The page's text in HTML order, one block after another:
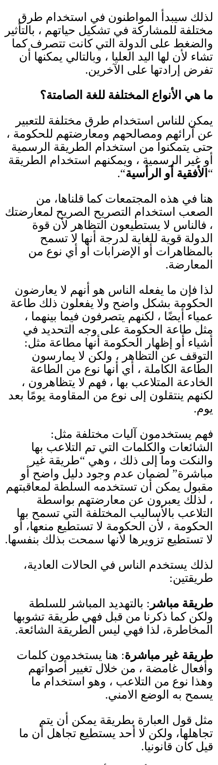
لذلك سيبدأ المواطنون في استخدام طرق
مختلفة للمشاركة في تشكيل حياتهم ، بالتأثير
والضغط على الدولة التي كانت تتصرف كما
تشاء لأن لها اليد العليا ، وبالتالي يمكنها أن
تفرض إرادتها على الآخرين.
ما هي الأنواع المختلفة للغة الصامتة؟
يمكن للناس استخدام طرق مختلفة للتعبير
عن آرائهم ومصالحهم ومعارضتهم للحكومة ،
حتى يتمكنوا من استخدام الطريقة الرسمية
أو غير الرسمية ، ويمكنهم استخدام الطريقة
“ الأفقية أو الرأسية“.
هنا في هذه المجتمعات كما قلناها، من
الصعب استخدام التصريح الصريح لمعارضتك
، فالناس لا يستطيعون التظاهر لأن قوة
الدولة قوية للغاية لدرجة أنها لا تسمح
بالمظاهرات أو الإضرابات أو أي نوع من
المعارضة.
لذا فإن ما يفعله الناس هو أنهم لا يعارضون
الحكومة بشكل واضح ولا يفعلون ذلك طاعة
عمياء أيضًا ، لكنهم يتصرفون فيما بينهما ،
مثل طاعة الحكومة على وجه التحديد في
أشياء أو إظهار الحكومة أنها مطاعة مثل:
التوقف عن التظاهر ، ولكن لا يمارسون
الطاعة الكاملة ، أي أنها نوع من الطاعة
الخادعة المتلاعب بها ، فهم لا يتظاهرون ،
لكنهم ينتقلون إلى نوع من المقاومة يومًا بعد
يوم.
فهم يستخدمون آليات مختلفة مثل:
الشائعات والكلمات التي تم التلاعب بها
والنكت وما إلى ذلك ، وهي “طريقة غير
مباشرة” لضمان عدم وجود دليل واضح أو
مقبول يمكن أن تستخدمه السلطة لمعاقبتهم
، لذلك يعبرون عن معارضتهم بواسطة
التلاعب بالأساليب المختلفة التي تسمح بها
الحكومة ، لأن الحكومة لا تستطيع منعها، أو
لا تستطيع تزويرها لأنها سمحت بذلك بنفسها.
لذلك يستخدم الناس في الحالات العادية،
طريقتين:
طريقة مباشر : بالتهديد المباشر للسلطة
ولكن كما ذكرنا من قبل فهي طريقة تشوبها
المخاطرة، لذا فهي ليس الطريقة الشائعة.
طريقة غير مباشرة: هنا يستخدمون كلمات
وأفعال غامضة ، من خلال تغيير أصواتهم
وهذا نوع من التلاعب ، وهو استخدام ما
يسمح به الوضع الامني.
مثل قول العبارة بطريقة يمكن أن يتم
تجاهلها، ولكن لا أحد يستطيع تجاهل أن ما
قيل كان قانونيا.